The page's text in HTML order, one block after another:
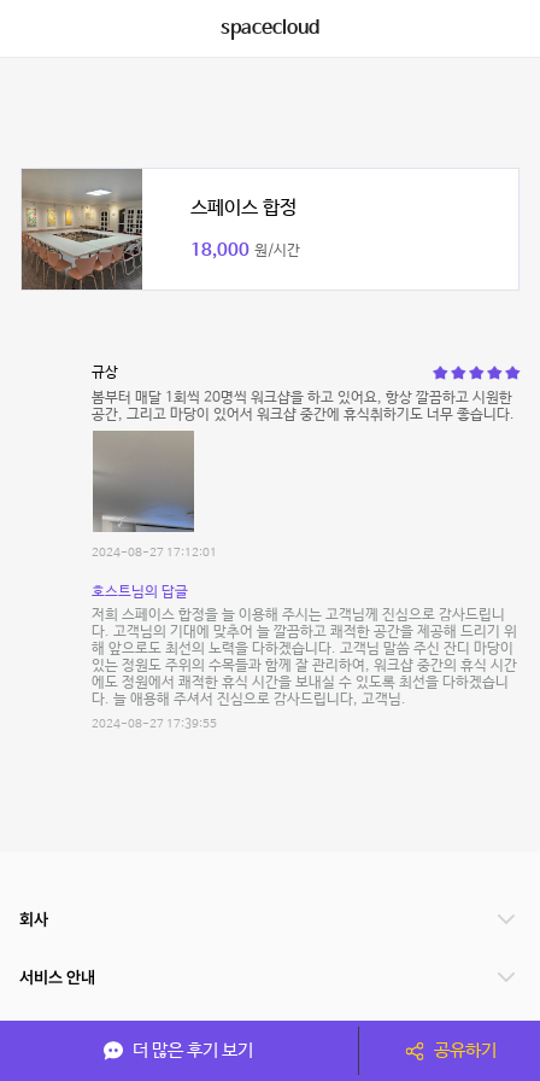
spacecloud
스페이스 합정
18,000 원/시간
규상
봄부터 매달 1회씩 20명씩 워크샵을 하고 있어요, 항상 깔끔하고 시원한
공간, 그리고 마당이 있어서 워크샵 중간에 휴식취하기도 너무 좋습니다.
2024-08-27 17:12:01
호스트님의 답글
저희 스페이스 합정을 늘 이용해 주시는 고객님께 진심으로 감사드립니
다. 고객님의 기대에 맞추어 늘 깔끔하고 쾌적한 공간을 제공해 드리기 위
해 앞으로도 최선의 노력을 다하겠습니다. 고객님 말씀 주신 잔디 마당이
있는 정원도 주위의 수목들과 함께 잘 관리하여, 워크샵 중간의 휴식 시간
에도 정원에서 쾌적한 휴식 시간을 보내실 수 있도록 최선을 다하겠습니
다. 늘 애용해 주셔서 진심으로 감사드립니다, 고객님.
2024-08-27 17:39:55
더 많은 후기 보기 공유하기
회사
서비스 안내